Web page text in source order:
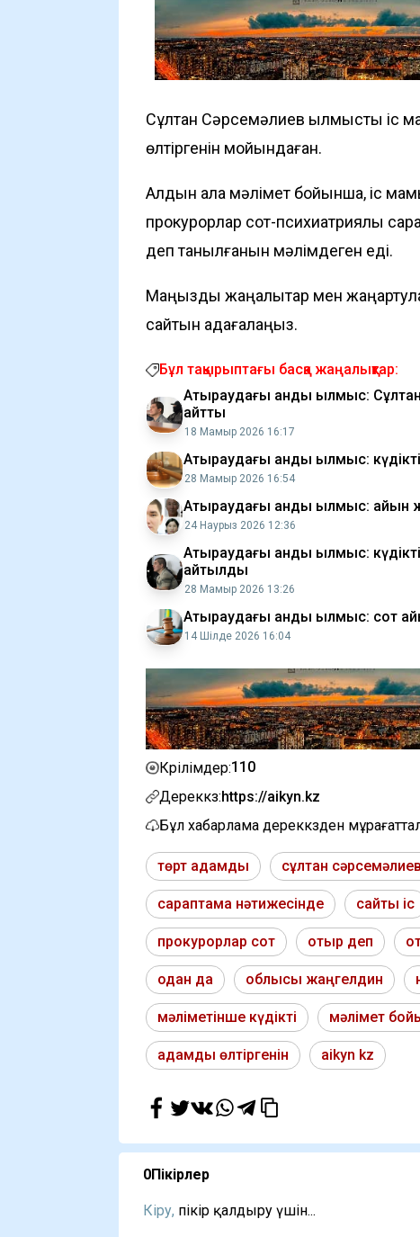
Сұлтан Сәрсемәлиев қылмыстық іс
өлтіргенін мойындаған.
Алдын ала мәлімет бойынша, іс
прокурорлар сот-психиатриялық
деп танылғанын мәлімдеген еді.
Маңызды жаңалықтар мен
сайтын қадағалаңыз.
Бұл тақырыптағы басқа жаңалықтар:
Атыраудағы қанды қылмыс: Сұлтан
айтты
18 Мамыр 2026 16:17
Атыраудағы қанды қылмыс:
28 Мамыр 2026 16:54
Атыраудағы қанды қылмыс: қайын
24 Наурыз 2026 12:36
Атыраудағы қанды қылмыс:
айтылды
28 Мамыр 2026 13:26
Атыраудағы қанды қылмыс: сот
14 Шілде 2026 16:04
Көрілімдер:110
Дереккөз:https://aikyn.kz
Бұл хабарлама дереккөзден
төрт адамды сұлтан сәрсемәлиев
сараптама нәтижесінде сайты іс
прокурорлар сот отыр деп
одан да облысы жаңгелдин
мәліметінше күдікті мәлімет
адамды өлтіргенін aikyn kz
0Пікірлер
Кіру, пікір қалдыру үшін...